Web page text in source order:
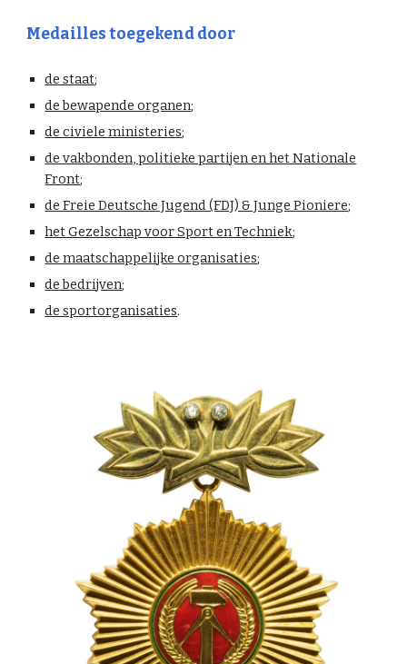
Medailles toegekend door
de staat;
de bewapende organen;
de civiele ministeries;
de vakbonden, politieke partijen en het Nationale
Front;
de Freie Deutsche Jugend (FDJ) & Junge Pioniere;
het Gezelschap voor Sport en Techniek;
de maatschappelijke organisaties;
de bedrijven;
de sportorganisaties.